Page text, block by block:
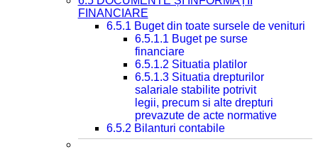
FINANCIARE
6.5.1 Buget din toate sursele de venituri
6.5.1.1 Buget pe surse
financiare
6.5.1.2 Situatia platilor
6.5.1.3 Situatia drepturilor
salariale stabilite potrivit
legii, precum si alte drepturi
prevazute de acte normative
6.5.2 Bilanturi contabile